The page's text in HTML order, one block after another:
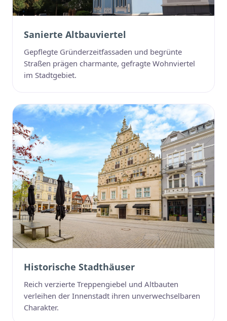
Sanierte Altbauviertel
Gepflegte Gründerzeitfassaden und begrünte
Straßen prägen charmante, gefragte Wohnviertel
im Stadtgebiet.
Historische Stadthäuser
Reich verzierte Treppengiebel und Altbauten
verleihen der Innenstadt ihren unverwechselbaren
Charakter.